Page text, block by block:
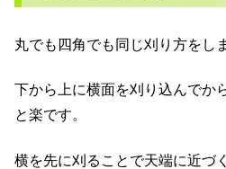
丸でも四角でも同じ刈り方をし
下から上に横面を刈り込んでか
と楽です。
横を先に刈ることで天端に近づ